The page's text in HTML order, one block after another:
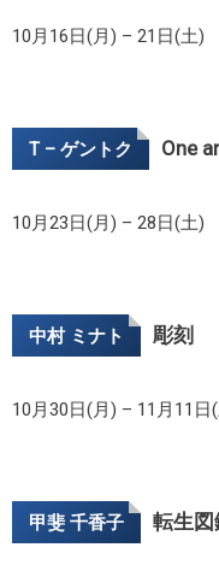
10月16日(月) – 21日(土)
T – ゲントク One
10月23日(月) – 28日(土)
中村 ミナト 彫刻
10月30日(月) – 11月11日
甲斐 千香子 転生図